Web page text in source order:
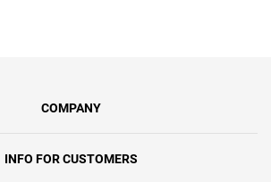
COMPANY
INFO FOR CUSTOMERS